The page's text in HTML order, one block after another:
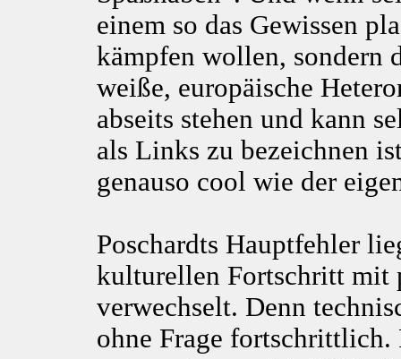
einem so das Gewissen
kämpfen wollen, sondern
weiße, europäische
abseits stehen und kann
als Links zu bezeichnen
genauso cool wie der
Poschardts Hauptfehler
kulturellen Fortschritt mit
verwechselt. Denn
ohne Frage fortschrittlich.